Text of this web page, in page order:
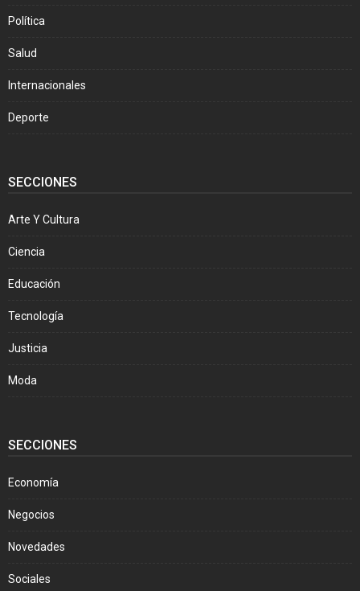
Política
Salud
Internacionales
Deporte
SECCIONES
Arte Y Cultura
Ciencia
Educación
Tecnología
Justicia
Moda
SECCIONES
Economía
Negocios
Novedades
Sociales